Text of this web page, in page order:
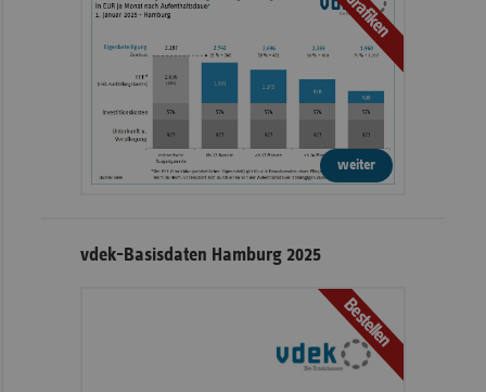
Grafiken
weiter
vdek-Basisdaten Hamburg 2025
Bestellen